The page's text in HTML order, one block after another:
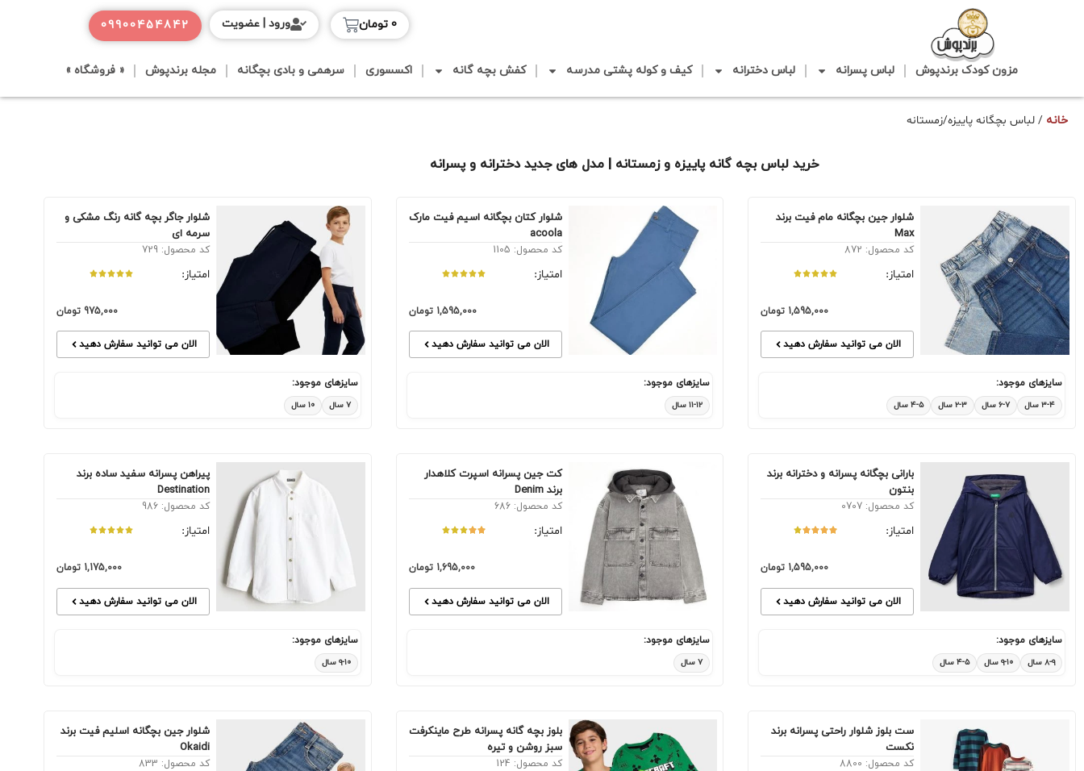
مزون کودک برندپوش لباس پسرانه لباس دخترانه کیف و کوله پشتی مدرسه کفش بچه گانه اکسسوری سرهمی و بادی بچگانه مجله برندپوش « فروشگاه »
0 تومان 09900454842 ورود | عضویت
خانه / لباس بچگانه پاییزه/زمستانه
خرید لباس بچه گانه پاییزه و زمستانه | مدل های جدید دخترانه و پسرانه
شلوار جین بچگانه مام فیت برند
Max
کد محصول: 872
امتیاز:
1,595,000 تومان
الان می توانید سفارش دهید
سایزهای موجود:
۳-۴ سال ۶-۷ سال ۲-۳ سال ۴-۵ سال
شلوار کتان بچگانه اسیم فیت مارک
acoola
کد محصول: 1105
امتیاز:
1,595,000 تومان
الان می توانید سفارش دهید
سایزهای موجود:
۱۱-۱۲ سال
شلوار جاگر بچه گانه رنگ مشکی و
سرمه ای
کد محصول: 729
امتیاز:
975,000 تومان
الان می توانید سفارش دهید
سایزهای موجود:
۷ سال ۱۰ سال
بارانی بچگانه پسرانه و دخترانه برند
بنتون
کد محصول: 0707
امتیاز:
1,595,000 تومان
الان می توانید سفارش دهید
سایزهای موجود:
۸-۹ سال ۹-۱۰ سال ۴-۵ سال
کت جین پسرانه اسپرت کلاهدار
برند Denim
کد محصول: 686
امتیاز:
1,695,000 تومان
الان می توانید سفارش دهید
سایزهای موجود:
۷ سال
پیراهن پسرانه سفید ساده برند
Destination
کد محصول: 986
امتیاز:
1,175,000 تومان
الان می توانید سفارش دهید
سایزهای موجود:
۹-۱۰ سال
ست بلوز شلوار راحتی پسرانه برند
نکست
کد محصول: 8800
بلوز بچه گانه پسرانه طرح ماینکرفت
سبز روشن و تیره
کد محصول: 124
شلوار جین بچگانه اسلیم فیت برند
Okaidi
کد محصول: 833